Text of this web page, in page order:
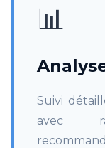
📊
Suivi
avec